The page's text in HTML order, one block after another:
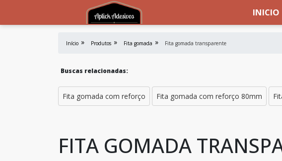
INICIO
Início Produtos Fita gomada Fita gomada transparente
Buscas relacionadas:
Fita gomada com reforço Fita gomada com reforço 80mm
FITA GOMADA